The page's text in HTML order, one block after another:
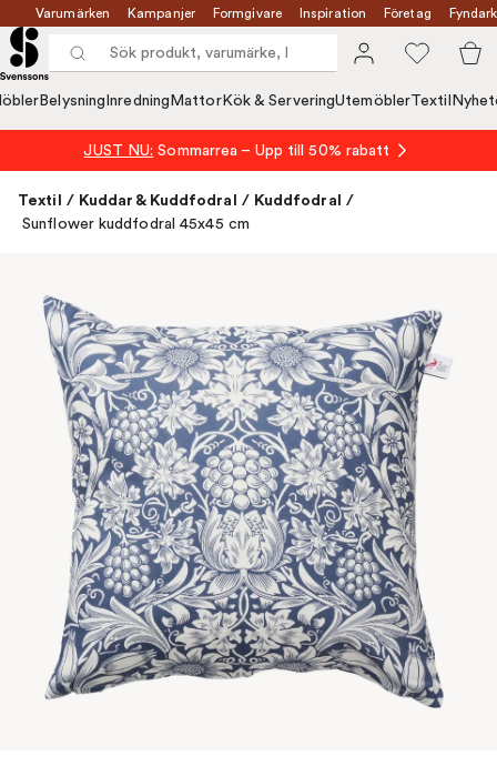
Varumärken Kampanjer Formgivare Inspiration Företag
Belysning Inredning MattorKök & ServeringUtemöblerTextil
JUST NU: Sommarrea – Upp till 50% rabatt
Textil / Kuddar & Kuddfodral / Kuddfodral /
Sunflower kuddfodral 45x45 cm